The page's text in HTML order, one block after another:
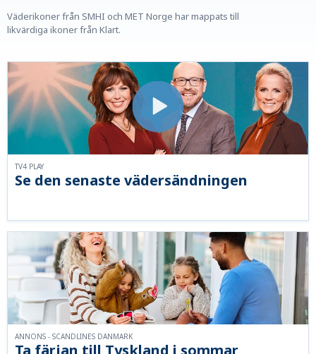
Väderikoner från SMHI och MET Norge har mappats till
likvärdiga ikoner från Klart.
Se den senaste vädersändningen
TV4 PLAY
ANNONS - SCANDLINES DANMARK